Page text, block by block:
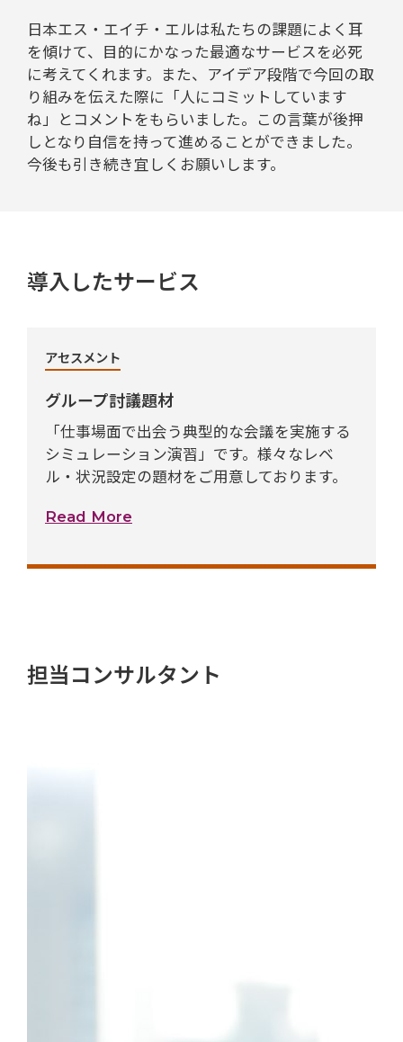
日本エス・エイチ・エルは私たちの課題によく耳
を傾けて、目的にかなった最適なサービスを必死
に考えてくれます。また、アイデア段階で今回の取
り組みを伝えた際に「人にコミットしています
ね」とコメントをもらいました。この言葉が後押
しとなり自信を持って進めることができました。
今後も引き続き宜しくお願いします。
導入したサービス
アセスメント
グループ討議題材
「仕事場面で出会う典型的な会議を実施する
シミュレーション演習」です。様々なレベ
ル・状況設定の題材をご用意しております。
Read More
担当コンサルタント